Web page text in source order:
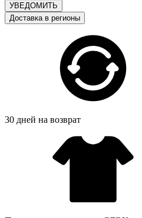
УВЕДОМИТЬ
Доставка в регионы
30 дней на возврат